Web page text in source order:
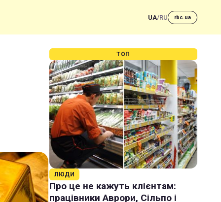
UA/RU rbc.ua
ТОП
ЛЮДИ
Про це не кажуть клієнтам:
працівники Аврори, Сільпо і